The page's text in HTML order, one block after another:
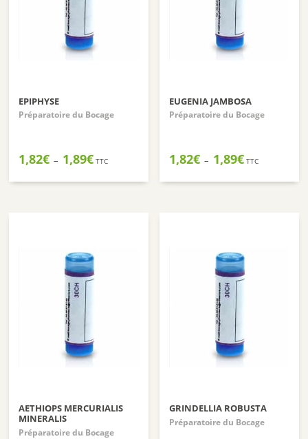
EPIPHYSE
Préparatoire du Bocage
1,82€ – 1,89€Plage
prix :
TTC
EUGENIA JAMBOSA
Préparatoire du Bocage
1,82€ – 1,89€Plage
prix :
TTC
AETHIOPS MERCURIALIS
MINERALIS
Préparatoire du Bocage
GRINDELLIA ROBUSTA
Préparatoire du Bocage